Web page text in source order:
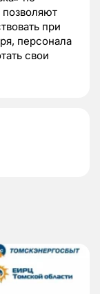
при
персонала
свои